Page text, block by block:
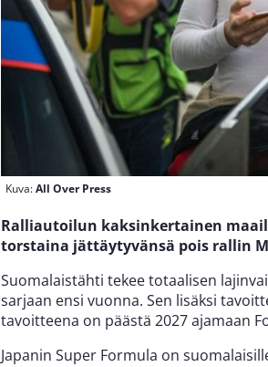
Kuva:All Over Press
Ralliautoilun kaksinkertainen
torstaina jättäytyvänsä pois rallin
Suomalaistähti tekee totaalisen
sarjaan ensi vuonna. Sen lisäksi
tavoitteena on päästä 2027 ajamaan
Japanin Super Formula on